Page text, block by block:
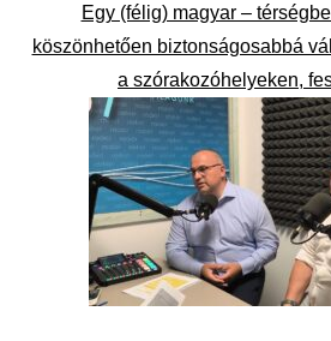
Egy (félig) magyar –
köszönhetően biztonságosabbá
a szórakozóhelyeken,